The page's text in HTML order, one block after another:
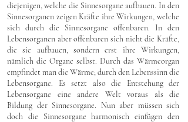
diejenigen, welche die Sinnesorgane aufbauen. In den
Sinnesorganen zeigen Kräfte ihre Wirkungen, welche
sich durch die Sinnesorgane offenbaren. In den
Lebensorganen aber offenbaren sich nicht die Kräfte,
die sie aufbauen, sondern erst ihre Wirkungen,
nämlich die Organe selbst. Durch das Wärmeorgan
empfindet man die Wärme; durch den Lebenssinn die
Lebensorgane. Es setzt also die Entstehung der
Lebensorgane eine andere Welt voraus als die
Bildung der Sinnesorgane. Nun aber müssen sich
doch die Sinnesorgane harmonisch einfügen den